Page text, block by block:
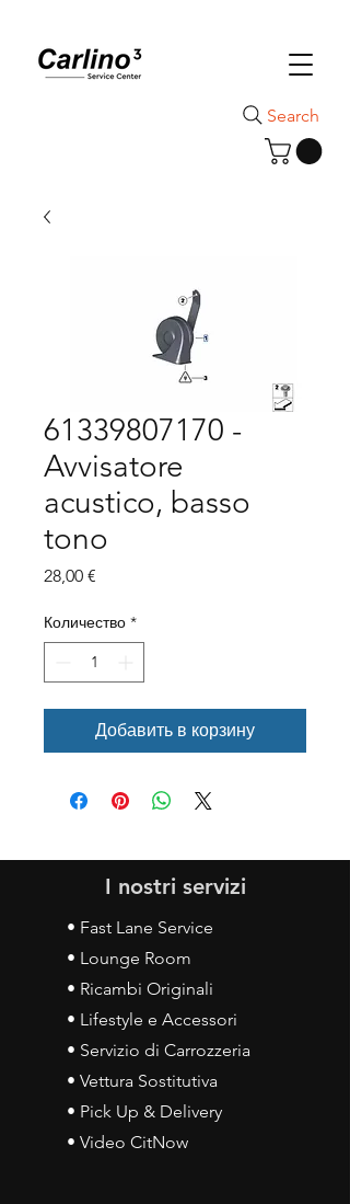
Search
61339807170 -
Avvisatore
acustico, basso
tono
28,00 €
Количество *
Добавить в корзину
I nostri servizi
• Fast Lane Service
• Lounge Room
• Ricambi Originali
• Lifestyle e Accessori
• Servizio di Carrozzeria
• Vettura Sostitutiva
• Pick Up & Delivery
• Video CitNow